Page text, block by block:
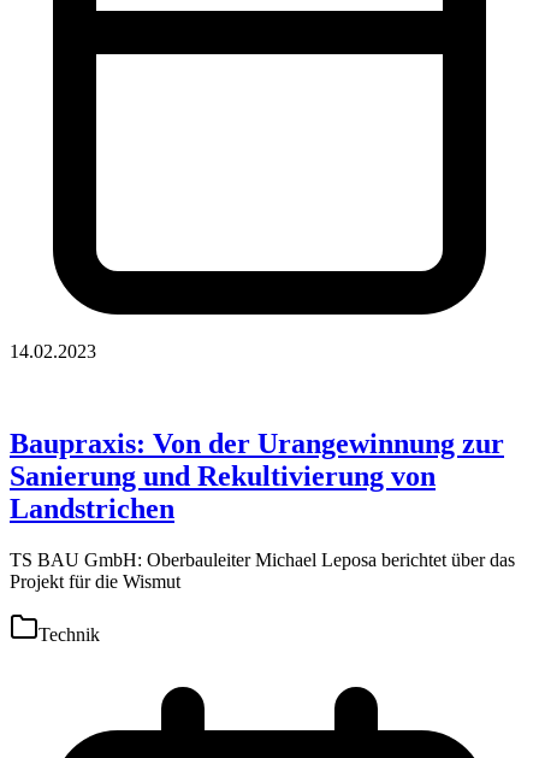
14.02.2023
Baupraxis: Von der Urangewinnung zur
Sanierung und Rekultivierung von
Landstrichen
TS BAU GmbH: Oberbauleiter Michael Leposa berichtet über das
Projekt für die Wismut
Technik